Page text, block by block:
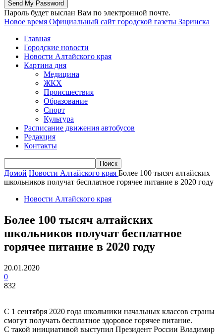
Пароль будет выслан Вам по электронной почте.
Новое время Официальный сайт городской газеты Заринска
Главная
Городские новости
Новости Алтайского края
Картина дня
Медицина
ЖКХ
Происшествия
Образование
Спорт
Культура
Расписание движения автобусов
Редакция
Контакты
Домой Новости Алтайского края Более 100 тысяч алтайских
школьников получат бесплатное горячее питание в 2020 году
Новости Алтайского края
Более 100 тысяч алтайских
школьников получат бесплатное
горячее питание в 2020 году
20.01.2020
0
832
С 1 сентября 2020 года школьники начальных классов страны
смогут получать бесплатное здоровое горячее питание.
С такой инициативой выступил Президент России Владимир